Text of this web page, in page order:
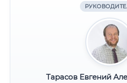
Тарасов Евгений